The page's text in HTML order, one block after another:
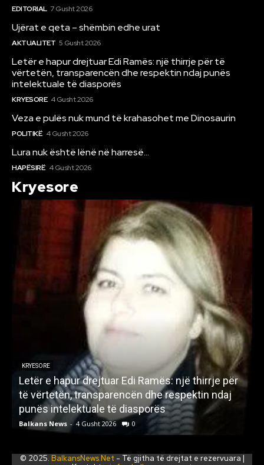
EDITORIAL 7 Gusht 2026
Ujërat e qeta – shëmbin edhe urat
AKTUALITET 5 Gusht 2026
Letër e hapur drejtuar Edi Ramës: një thirrje për të
vërtetën, transparencën dhe respektin ndaj punës
intelektuale të diasporës
KRYESORE 4 Gusht 2026
Veza e pulës nuk mund të krahasohet me Dinosaurin
POLITIKË 4 Gusht 2026
Lura nuk është lënë në harresë…
HAPËSIRË 4 Gusht 2026
Kryesore
KRYESORE
Letër e hapur drejtuar Edi Ramës: një thirrje për
të vërtetën, transparencën dhe respektin ndaj
punës intelektuale të diasporës
Balkans News - 4 Gusht 2026 0
© 2025. BalkansNews.Net - Të gjitha të drejtat e rezervuara |